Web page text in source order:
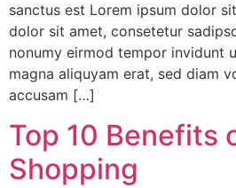
sanctus est Lorem ipsum dolor
dolor sit amet, consetetur
nonumy eirmod tempor invidunt
magna aliquyam erat, sed diam
accusam […]
Top 10 Benefits
Shopping